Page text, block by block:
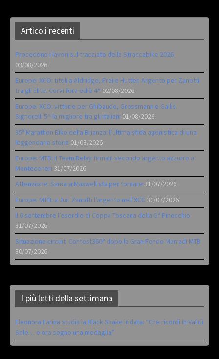
Articoli recenti
Procedono i lavori sul tracciato della Straccabike 2026
03/08/2026
Europei XCO: titoli a Aldridge, Frei e Hutter. Argento per Zanotti
tra gli Elite. Corvi fora ed è 4^ 02/08/2026
Europei XCO: vittorie per Ghibaudo, Grossmann e Gallis.
Signorelli 5^ la migliore tra gli italiani 01/08/2026
35ª Marathon Bike della Brianza: l’ultima sfida agonistica di una
leggendaria storia 01/08/2026
Europei MTB: il Team Relay firma il secondo argento azzurro a
Monteceneri 31/07/2026
Attenzione: Samara Maxwell sta per tornare 31/07/2026
Europei MTB: a Juri Zanotti l’argento nell’XCC 30/07/2026
Il 6 settembre l’esordio di Coppa Toscana della Gf Pinocchio
31/07/2026
Situazione circuiti Contest360° dopo la Gran Fondo Marradi MTB
30/07/2026
I più letti della settimana
Eleonora Farina studia la Black Snake iridata: “Che ricordi in Val di
Sole… e ora sogno una medaglia”